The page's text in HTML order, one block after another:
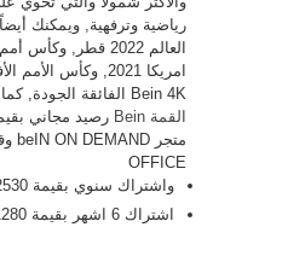
رياضية وترفهية, ويمكنك
Bein 4K الفائقة الجودة, كما وستجدون في
القمة Bein
OFFICE
واشتراك سنوي بقيمة 2530 ريال
اشتراك 6 اشهر بقيمة 1280 ريال